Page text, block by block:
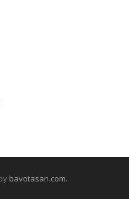
bavotasan.com.